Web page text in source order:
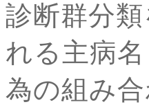
診断群分
れる主病
為の組み